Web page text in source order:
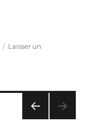
Laisser un